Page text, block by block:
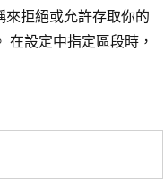
來拒絕或允許存取你的
在設定中指定區段時，